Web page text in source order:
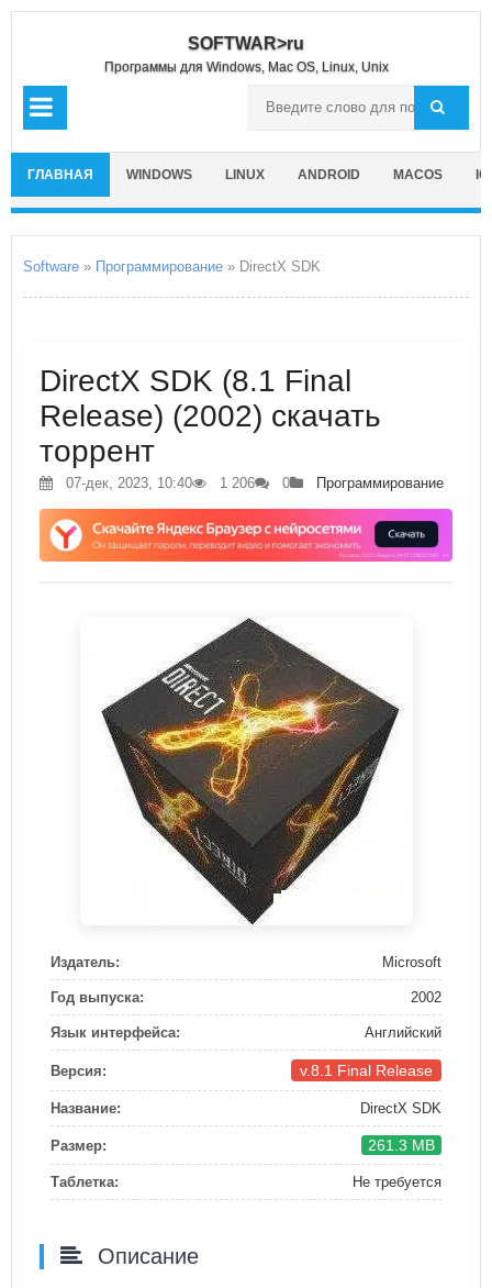
SOFTWAR>ru
Программы для Windows, Mac OS, Linux, Unix
ГЛАВНАЯ WINDOWS LINUX ANDROID MACOS
Software » Программирование » DirectX SDK
DirectX SDK (8.1 Final
Release) (2002) скачать
торрент
07-дек, 2023, 10:40 1 206 0 Программирование
Издатель: Microsoft
Год выпуска: 2002
Язык интерфейса: Английский
Версия: v.8.1 Final Release
Название: DirectX SDK
Размер: 261.3 MB
Таблетка: Не требуется
Описание